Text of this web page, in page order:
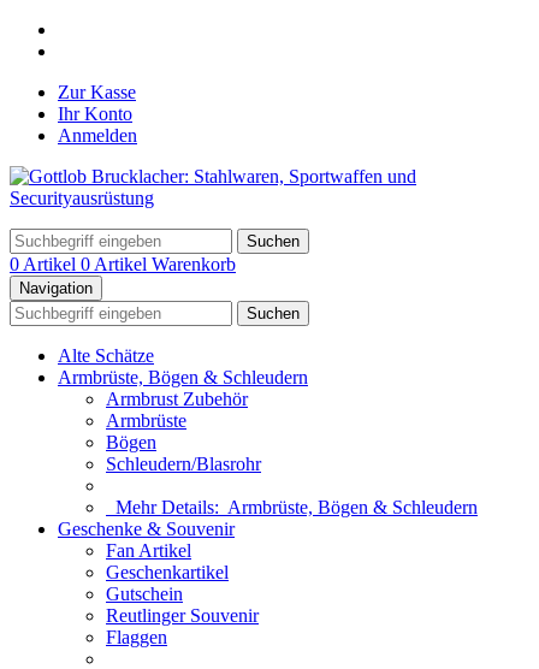
Zur Kasse
Ihr Konto
Anmelden
Suchen
0 Artikel 0 Artikel Warenkorb
Navigation
Suchen
Alte Schätze
Armbrüste, Bögen & Schleudern
Armbrust Zubehör
Armbrüste
Bögen
Schleudern/Blasrohr
Mehr Details: Armbrüste, Bögen & Schleudern
Geschenke & Souvenir
Fan Artikel
Geschenkartikel
Gutschein
Reutlinger Souvenir
Flaggen